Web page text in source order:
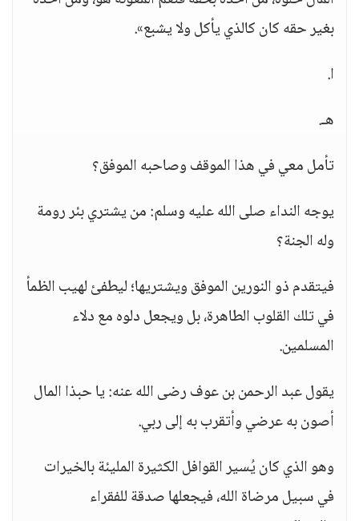
بغير حقه كان كالذي يأكل ولا يشبع».
ا.
هـ.
تأمل معي في هذا الموقف وصاحبه الموفق؟
يوجه النداء صلى الله عليه وسلم: من يشتري بئر رومة
وله الجنة؟
فيتقدم ذو النورين الموفق ويشتريها؛ ليطفئ لهيب الظمأ
في تلك القلوب الطاهرة، بل ويجعل دلوه مع دلاء
المسلمين.
يقول عبد الرحمن بن عوف رضى الله عنه: يا حبذا المال
أصون به عرضي وأتقرب به إلى ربي.
وهو الذي كان يُسير القوافل الكثيرة المليئة بالخيرات
في سبيل مرضاة الله، فيجعلها صدقة للفقراء